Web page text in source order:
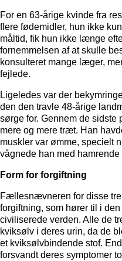
For en 63-årige kvinde fra
flere fødemidler, hun ikke
måltid, fik hun ikke længe
fornemmelsen af at skulle
konsulteret mange læger,
fejlede.
Ligeledes var der
den den travle 48-årige
sørge for. Gennem de sidste
mere og mere træt. Han
muskler var ømme, specielt
vågnede han med hamrende
Form for forgiftning
Fællesnævneren for disse tre
forgiftning, som hører til i
civiliserede verden. Alle de
kviksølv i deres urin, da de
et kviksølvbindende stof.
forsvandt deres symptomer